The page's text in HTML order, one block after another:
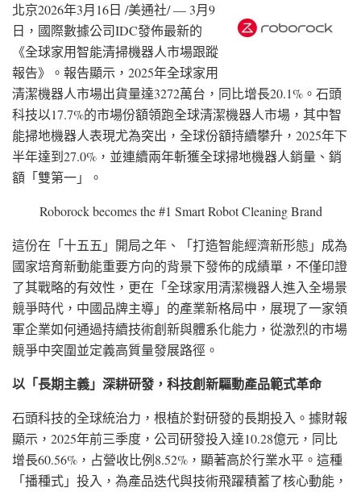
北京2026年3月16日 /美通社/ — 3月9
日，國際數據公司IDC發佈最新的
《全球家用智能清掃機器人市場跟蹤
報告》。報告顯示，2025年全球家用
清潔機器人市場出貨量達3272萬台，同比增長20.1%。石頭
科技以17.7%的市場份額領跑全球清潔機器人市場，其中智
能掃地機器人表現尤為突出，全球份額持續攀升，2025年下
半年達到27.0%，並連續兩年斬獲全球掃地機器人銷量、銷
額「雙第一」。
Roborock becomes the #1 Smart Robot Cleaning Brand
這份在「十五五」開局之年、「打造智能經濟新形態」成為
國家培育新動能重要方向的背景下發佈的成績單，不僅印證
了其戰略的有效性，更在「全球家用清潔機器人進入全場景
競爭時代，中國品牌主導」的產業新格局中，展現了一家領
軍企業如何通過持續技術創新與體系化能力，從激烈的市場
競爭中突圍並定義高質量發展路徑。
以「長期主義」深耕研發，科技創新驅動產品範式革命
石頭科技的全球統治力，根植於對研發的長期投入。據財報
顯示，2025年前三季度，公司研發投入達10.28億元，同比
增長60.56%，占營收比例8.52%，顯著高於行業水平。這種
「播種式」投入，為產品迭代與技術飛躍積蓄了核心動能，